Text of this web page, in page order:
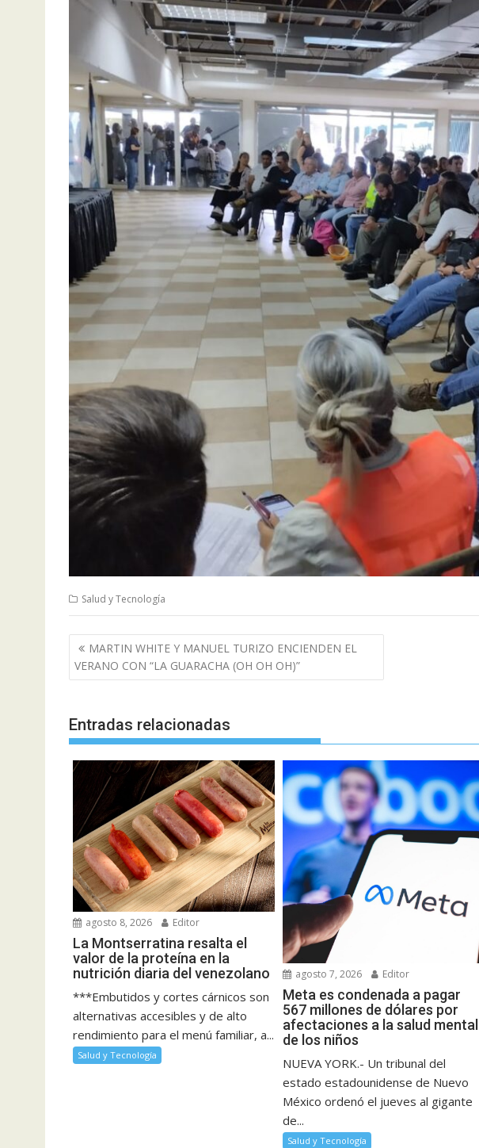
Salud y Tecnología
Navegación
de
entradas
MARTIN WHITE Y MANUEL TURIZO ENCIENDEN EL
VERANO CON “LA GUARACHA (OH OH OH)”
Entradas relacionadas
agosto 8, 2026 Editor
La Montserratina resalta el
valor de la proteína en la
nutrición diaria del venezolano
***Embutidos y cortes cárnicos son
alternativas accesibles y de alto
rendimiento para el menú familiar, a...
Salud y Tecnología
agosto 7, 2026 Editor
Meta es condenada a pagar
567 millones de dólares por
afectaciones a la salud mental
de los niños
NUEVA YORK.- Un tribunal del
estado estadounidense de Nuevo
México ordenó el jueves al gigante
de...
Salud y Tecnología